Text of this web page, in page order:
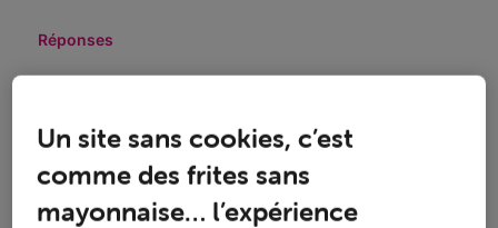
Réponses
Oldest First
Selected
Un site sans cookies, c’est
comme des frites sans
mayonnaise… l’expérience